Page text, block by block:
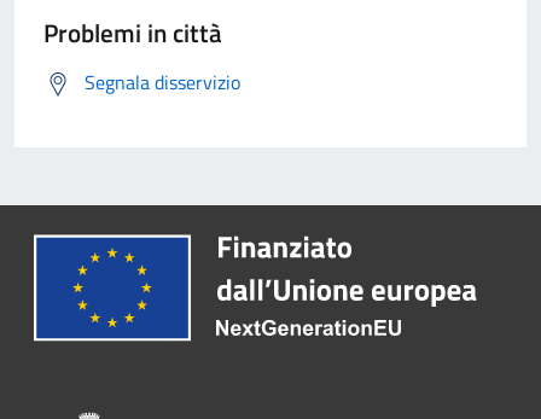
Problemi in città
Segnala disservizio